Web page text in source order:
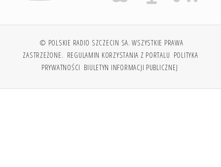
© POLSKIE RADIO SZCZECIN SA. WSZYSTKIE PRAWA
ZASTRZEŻONE. REGULAMIN KORZYSTANIA Z PORTALU POLITYKA
PRYWATNOŚCI BIULETYN INFORMACJI PUBLICZNEJ